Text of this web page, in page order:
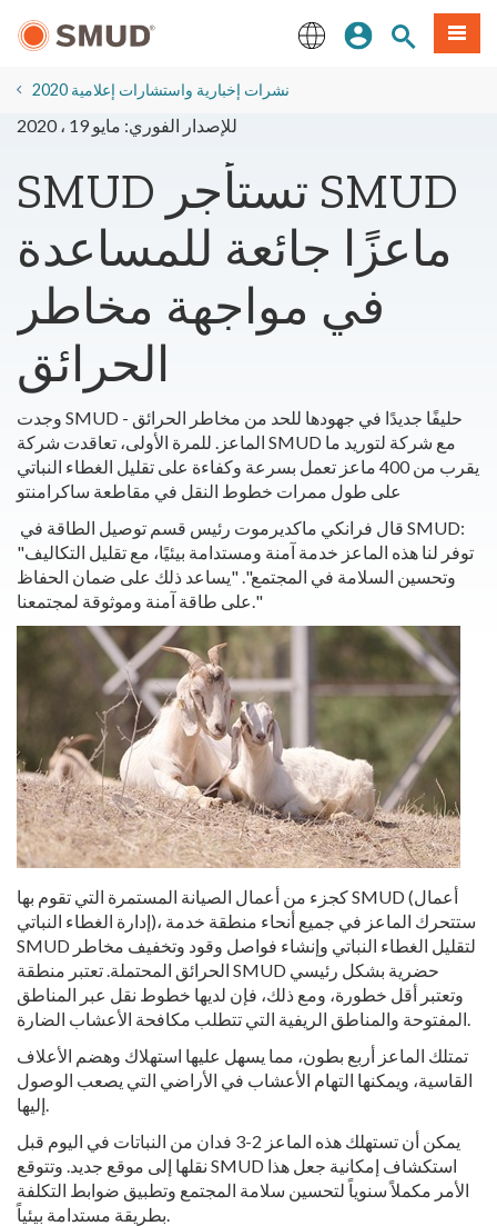
إلى
الرئيسي
تسجيل الدخول
بحث الموقع
طعام
2020 نشرات إخبارية واستشارات إعلامية
للإصدار الفوري: مايو 19 ، 2020
SMUD تستأجر SMUD
ماعزًا جائعة للمساعدة
في مواجهة مخاطر
الحرائق
وجدت SMUD حليفًا جديدًا في جهودها للحد من مخاطر الحرائق -
الماعز. للمرة الأولى، تعاقدت شركة SMUD مع شركة لتوريد ما
يقرب من 400 ماعز تعمل بسرعة وكفاءة على تقليل الغطاء النباتي
على طول ممرات خطوط النقل في مقاطعة ساكرامنتو
"توفر لنا هذه الماعز خدمة آمنة ومستدامة بيئيًا، مع تقليل التكاليف
وتحسين السلامة في المجتمع". "يساعد ذلك على ضمان الحفاظ
على طاقة آمنة وموثوقة لمجتمعنا."
كجزء من أعمال الصيانة المستمرة التي تقوم بها SMUD (أعمال
إدارة الغطاء النباتي)، ستتحرك الماعز في جميع أنحاء منطقة خدمة
SMUD لتقليل الغطاء النباتي وإنشاء فواصل وقود وتخفيف مخاطر
الحرائق المحتملة. تعتبر منطقة SMUD حضرية بشكل رئيسي
وتعتبر أقل خطورة، ومع ذلك، فإن لديها خطوط نقل عبر المناطق
المفتوحة والمناطق الريفية التي تتطلب مكافحة الأعشاب الضارة.
تمتلك الماعز أربع بطون، مما يسهل عليها استهلاك وهضم الأعلاف
القاسية، ويمكنها التهام الأعشاب في الأراضي التي يصعب الوصول
إليها.
يمكن أن تستهلك هذه الماعز 2-3 فدان من النباتات في اليوم قبل
نقلها إلى موقع جديد. وتتوقع SMUD استكشاف إمكانية جعل هذا
الأمر مكملاً سنوياً لتحسين سلامة المجتمع وتطبيق ضوابط التكلفة
بطريقة مستدامة بيئياً.